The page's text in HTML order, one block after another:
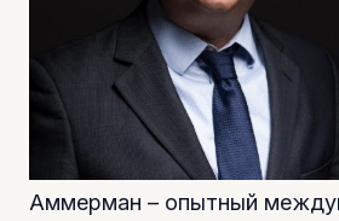
Аммерман – опытный